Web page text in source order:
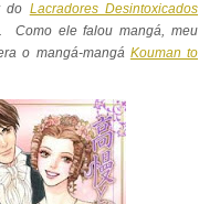
do Lacradores Desintoxicados
. Como ele falou mangá, meu
o mangá-mangá Kouman to